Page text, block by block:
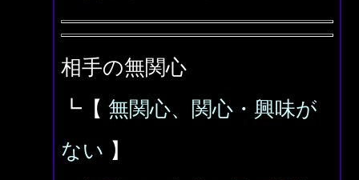
相手の無関心
┗【 無関心、関心・興味が
ない 】